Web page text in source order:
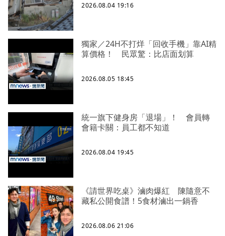
2026.08.04 19:16
獨家／24H不打烊「回收手機」靠AI精
算價格！ 民眾驚：比店面划算
2026.08.05 18:45
統一旗下健身房「退場」！ 會員轉
會籍卡關：員工都不知道
2026.08.04 19:45
《請世界吃桌》滷肉爆紅 陳隨意不
藏私公開食譜！5食材滷出一鍋香
2026.08.06 21:06